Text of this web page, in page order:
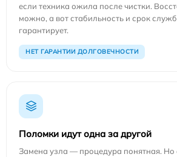
если техника ожила после чистки.
можно, а вот стабильность и срок
гарантирует.
НЕТ ГАРАНТИИ ДОЛГОВЕЧНОСТИ
Поломки идут одна за другой
Замена узла — процедура понятная. Но